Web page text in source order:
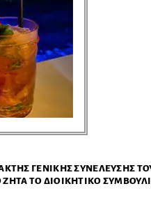
ΓΕΝΙΚΉΣ ΣΥΝΈΛΕΥΣΗΣ
ΤΟ ΔΙΟΙΚΗΤΙΚΌ